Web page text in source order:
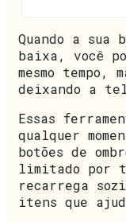
Quando a
baixa, você
mesmo tempo,
deixando a
Essas
qualquer
botões de
limitado por
recarrega
itens que